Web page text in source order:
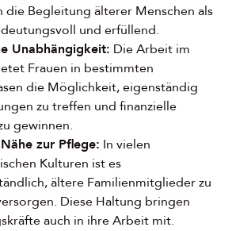
die Begleitung älterer Menschen als
und erfüllend.
Unabhängigkeit: Die Arbeit im
Frauen in bestimmten
die Möglichkeit, eigenständig
zu treffen und finanzielle
gewinnen.
zur Pflege: In vielen
Kulturen ist es
ältere Familienmitglieder zu
Diese Haltung bringen
auch in ihre Arbeit mit.